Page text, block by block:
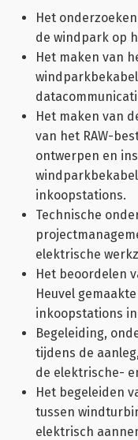
Het
de windpark op
Het maken van
Het maken van
van het RAW-
ontwerpen en
inkoopstations.
Technische
elektrische
Het beoordelen
Heuvel
inkoopstations
Begeleiding,
tijdens de
de elektrische-
Het begeleiden
tussen
elektrisch